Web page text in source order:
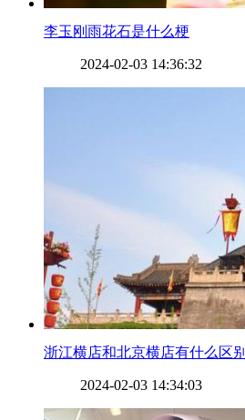
​李玉刚雨花石是什么梗
2024-02-03 14:36:32
​浙江横店和北京横店有什么区别
2024-02-03 14:34:03